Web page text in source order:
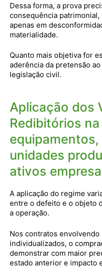
Dessa forma, a prova
consequência
apenas em
materialidade.
Quanto mais objetiva for
aderência da pretensão
legislação civil.
Aplicação dos
Redibitórios
equipamentos,
unidades
ativos
A aplicação do regime
entre o defeito e o objeto
a operação.
Nos contratos envolvendo
individualizados, o
demonstrar com maior
estado anterior e impacto